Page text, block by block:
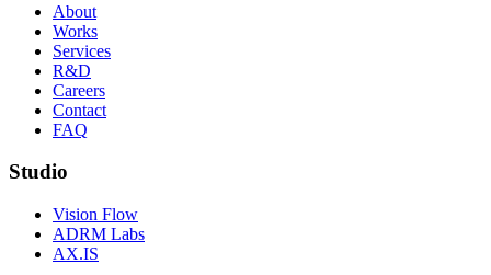
About
Works
Services
R&D
Careers
Contact
FAQ
Studio
Vision Flow
ADRM Labs
AX.IS